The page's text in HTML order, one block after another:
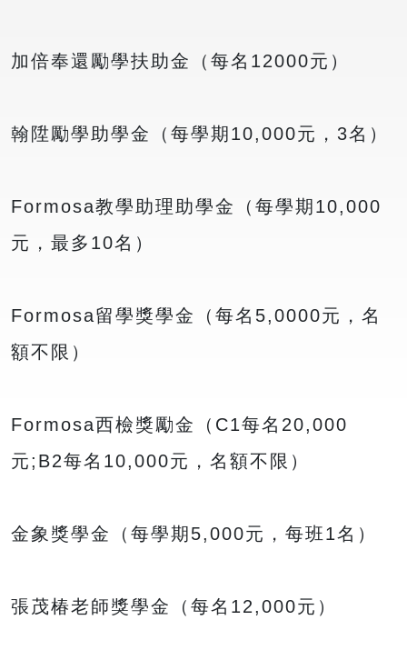
加倍奉還勵學扶助金（每名12000元）
翰陞勵學助學金（每學期10,000元，3名）
Formosa教學助理助學金（每學期10,000
元，最多10名）
Formosa留學獎學金（每名5,0000元，名
額不限）
Formosa西檢獎勵金（C1每名20,000
元;B2每名10,000元，名額不限）
金象獎學金（每學期5,000元，每班1名）
張茂椿老師獎學金（每名12,000元）